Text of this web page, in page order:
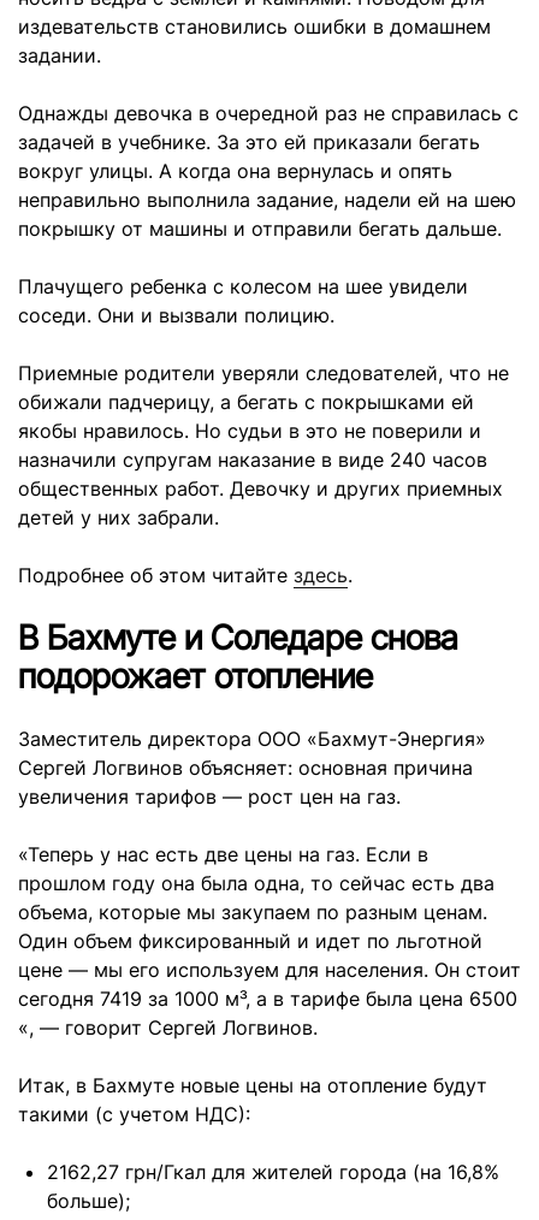
издевательств становились ошибки в домашнем
задании.
Однажды девочка в очередной раз не справилась с
задачей в учебнике. За это ей приказали бегать
вокруг улицы. А когда она вернулась и опять
неправильно выполнила задание, надели ей на шею
покрышку от машины и отправили бегать дальше.
Плачущего ребенка с колесом на шее увидели
соседи. Они и вызвали полицию.
Приемные родители уверяли следователей, что не
обижали падчерицу, а бегать с покрышками ей
якобы нравилось. Но судьи в это не поверили и
назначили супругам наказание в виде 240 часов
общественных работ. Девочку и других приемных
детей у них забрали.
Подробнее об этом читайте здесь.
В Бахмуте и Соледаре снова
подорожает отопление
Заместитель директора ООО «Бахмут-Энергия»
Сергей Логвинов объясняет: основная причина
увеличения тарифов — рост цен на газ.
«Теперь у нас есть две цены на газ. Если в
прошлом году она была одна, то сейчас есть два
объема, которые мы закупаем по разным ценам.
Один объем фиксированный и идет по льготной
цене — мы его используем для населения. Он стоит
сегодня 7419 за 1000 м³, а в тарифе была цена 6500
«, — говорит Сергей Логвинов.
Итак, в Бахмуте новые цены на отопление будут
такими (с учетом НДС):
2162,27 грн/Гкал для жителей города (на 16,8%
больше);